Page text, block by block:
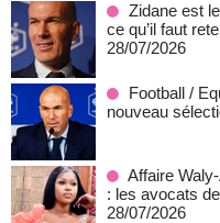
Zidane est
ce qu’il faut
28/07/2026
Football /
nouveau
Affaire
: les avocats
28/07/2026